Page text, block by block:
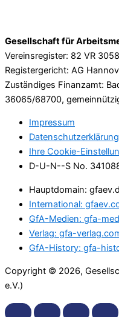
Gesellschaft für
Vereinsregister: 82 VR
Registergericht: AG
Zuständiges Finanzamt:
36065/68700,
Impressum
Datenschutzerklärung
Ihre Cookie-
D-U-N--S No.
Hauptdomain:
International:
GfA-Medien: gfa-
Verlag: gfa-
GfA-History: gfa-
Copyright © 2026,
e.V.)